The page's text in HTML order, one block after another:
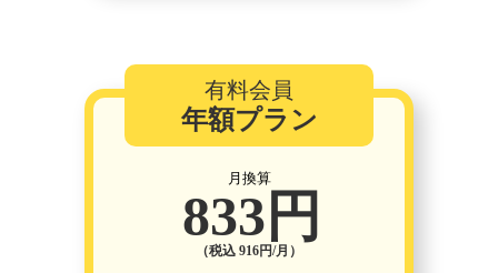
有料会員
年額プラン
月換算
833円
（税込 916円/月）